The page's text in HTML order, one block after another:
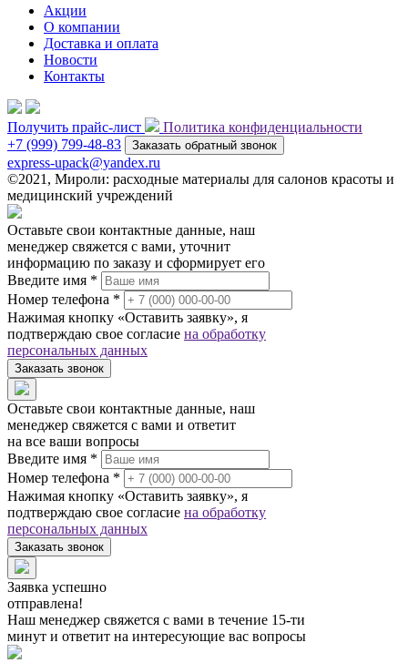
Акции
О компании
Доставка и оплата
Новости
Контакты
Получить прайс-лист
Политика конфиденциальности
+7 (999) 799-48-83
Заказать обратный звонок
express-upack@yandex.ru
©2021, Мироли: расходные материалы для салонов красоты и
медицинский учреждений
Оставьте свои контактные данные, наш
менеджер свяжется с вами, уточнит
информацию по заказу и сформирует его
Введите имя *
Номер телефона *
Нажимая кнопку «Оставить заявку», я
подтверждаю свое согласие на обработку
персональных данных
Заказать звонок
Оставьте свои контактные данные, наш
менеджер свяжется с вами и ответит
на все ваши вопросы
Введите имя *
Номер телефона *
Нажимая кнопку «Оставить заявку», я
подтверждаю свое согласие на обработку
персональных данных
Заказать звонок
Заявка успешно
отправлена!
Наш менеджер свяжется с вами в течение 15-ти
минут и ответит на интересующие вас вопросы